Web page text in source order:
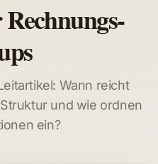
Wann reicht
und wie ordnen
ein?